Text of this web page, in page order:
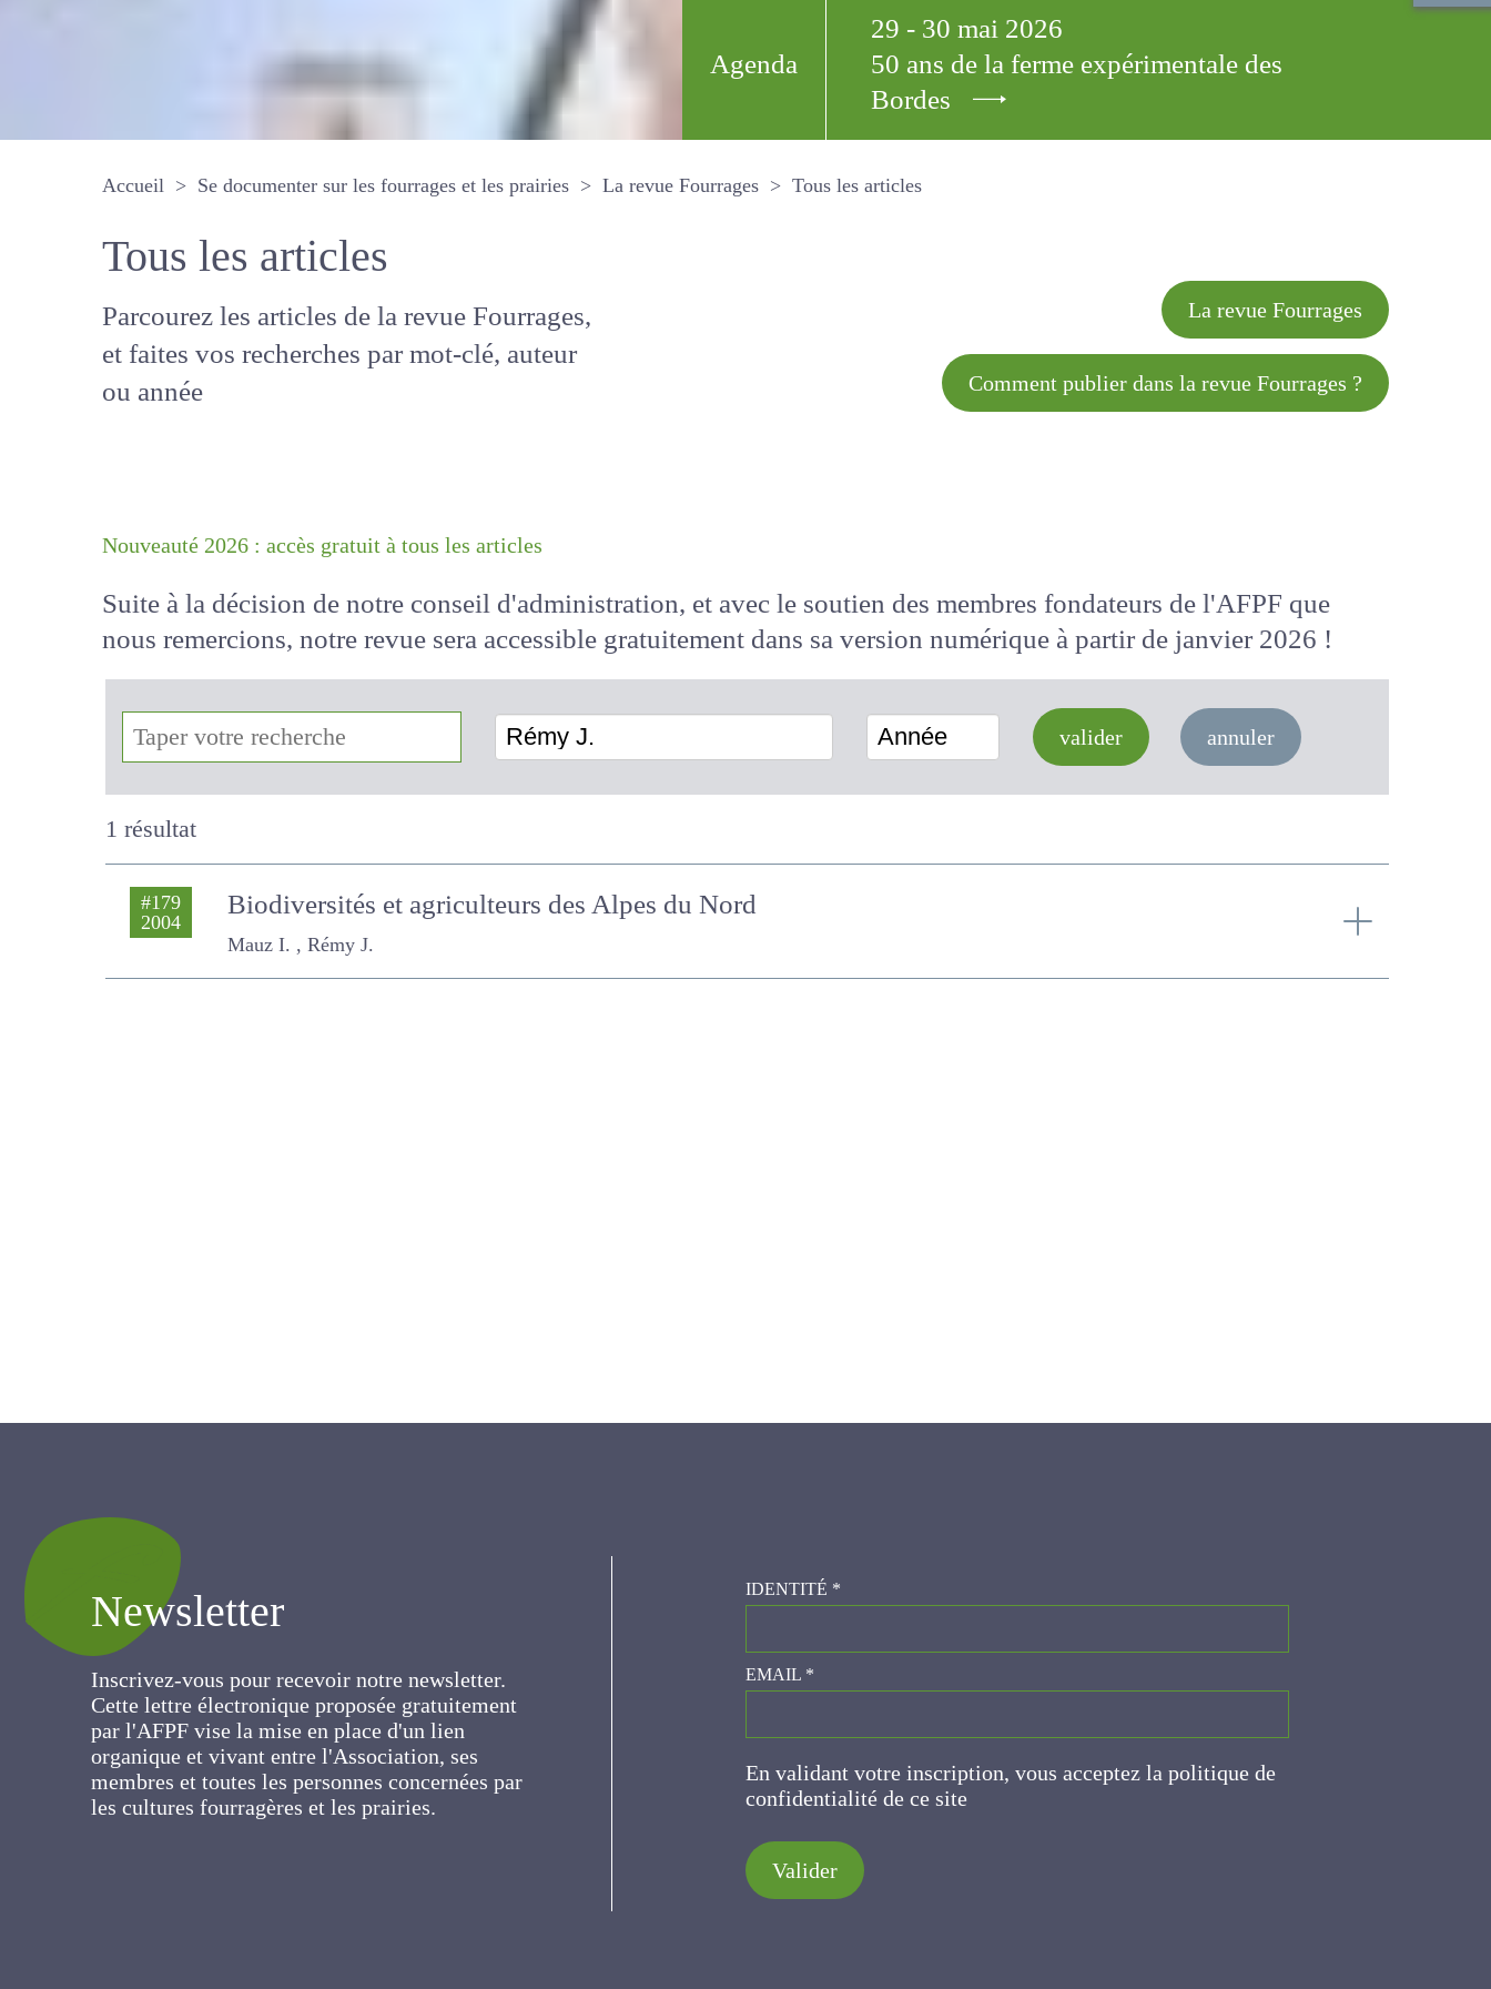
Agenda
29 - 30 mai 2026
50 ans de la ferme expérimentale des
Bordes
Accueil Se documenter sur les fourrages et les prairies La revue Fourrages Tous les articles
Tous les articles
Parcourez les articles de la revue
Fourrages, et faites vos recherches par
mot-clé, auteur ou année
La revue Fourrages
Comment publier dans la revue Fourrages ?
Suite à la décision de notre conseil d'administration, et avec le soutien des membres fondateurs de l'AFPF que
nous remercions, notre revue sera accessiblegratuitementdans sa version numériqueà partir de janvier 2026
!
Rémy J. Année valider annuler
1 résultat
#179
2004 Biodiversités et agriculteurs des Alpes du Nord
Mauz I. , Rémy J.
Newsletter
Inscrivez-vous pour recevoir notre newsletter.
Cette lettre électronique proposée
gratuitement par l'AFPF vise la mise en place
d'un lien organique et vivant entre
l'Association, ses membres et toutes les
personnes concernées par les cultures
fourragères et les prairies.
IDENTITÉ*
EMAIL*
En validant votre inscription, vous acceptez la politique
de confidentialité de ce site
Valider